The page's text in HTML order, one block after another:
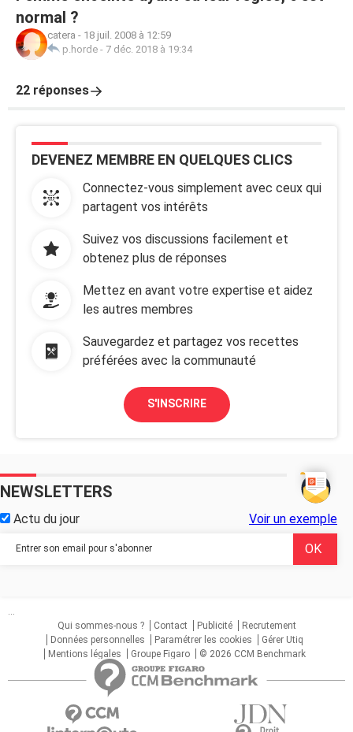
normal ?
catera - 18 juil. 2008 à 12:59
p.horde - 7 déc. 2018 à 19:34
22 réponses
DEVENEZ MEMBRE EN QUELQUES CLICS
Connectez-vous simplement avec ceux qui
partagent vos intérêts
Suivez vos discussions facilement et
obtenez plus de réponses
Mettez en avant votre expertise et aidez
les autres membres
Sauvegardez et partagez vos recettes
préférées avec la communauté
S'INSCRIRE
NEWSLETTERS
Actu du jour Voir un exemple
...
Qui sommes-nous ?
Contact Publicité
Recrutement
Données personnelles
Paramétrer les cookies
Gérer Utiq
Mentions légales
Groupe Figaro © 2026 CCM Benchmark